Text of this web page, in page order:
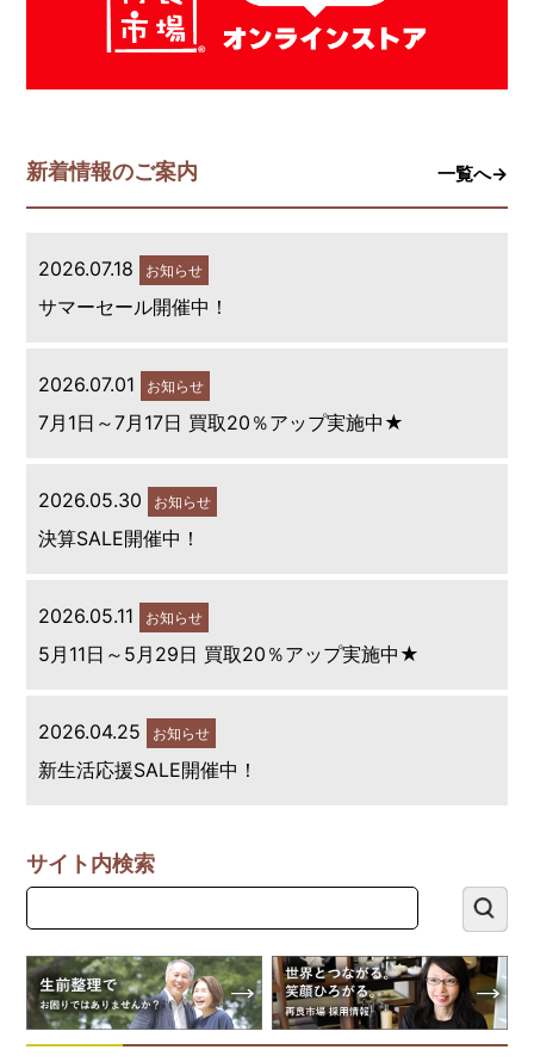
新着情報のご案内 一覧へ→
2026.07.18 お知らせ
サマーセール開催中！
2026.07.01 お知らせ
7月1日～7月17日 買取20％アップ実施中★
2026.05.30 お知らせ
決算SALE開催中！
2026.05.11 お知らせ
5月11日～5月29日 買取20％アップ実施中★
2026.04.25 お知らせ
新生活応援SALE開催中！
サイト内検索